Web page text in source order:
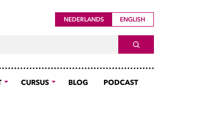
NEDERLANDS ENGLISH
SEARCH
CURSUS BLOG PODCAST